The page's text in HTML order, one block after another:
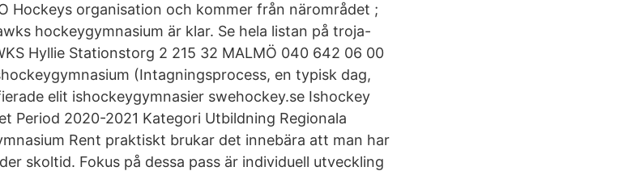
Hockeys organisation och kommer från närområdet ;
hockeygymnasium är klar. Se hela listan på troja-
Hyllie Stationstorg 2 215 32 MALMÖ 040 642 06 00
(Intagningsprocess, en typisk dag,
elit­ ishockeygymnasier swehockey.se Ishockey
Period 2020-2021 Kategori Utbildning Regionala
Rent praktiskt brukar det innebära att man har
skoltid. Fokus på dessa pass är individuell utveckling